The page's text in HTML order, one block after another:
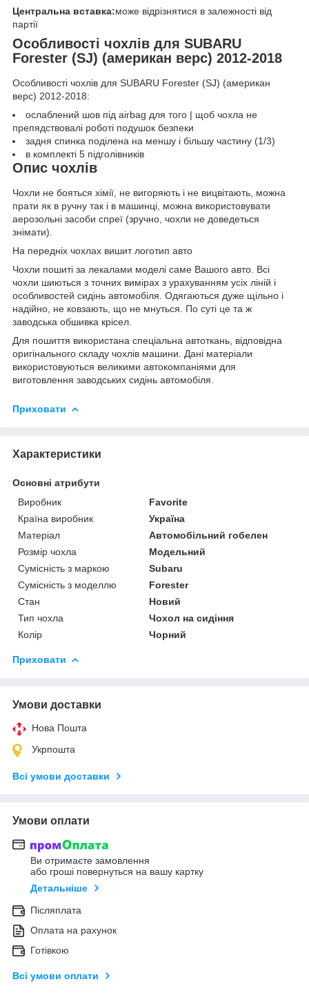
Центральна вставка:може відрізнятися в залежності від
партії
Особливості чохлів для SUBARU
Forester (SJ) (американ верс) 2012-2018
Особливості чохлів для SUBARU Forester (SJ) (американ
верс) 2012-2018:
ослаблений шов під airbag для того | щоб чохла не
препядствовалі роботі подушок безпеки
задня спинка поділена на меншу і більшу частину (1/3)
в комплекті 5 підголівників
Опис чохлів
Чохли не бояться хімії, не вигоряють і не вицвітають, можна
прати як в ручну так і в машинці, можна використовувати
аерозольні засоби спреї (зручно, чохли не доведеться
знімати).
На передніх чохлах вишит логотип авто
Чохли пошиті за лекалами моделі саме Вашого авто. Всі
чохли шиються з точних вимірах з урахуванням усіх ліній і
особливостей сидінь автомобіля. Одягаються дуже щільно і
надійно, не ковзають, що не мнуться. По суті це та ж
заводська обшивка крісел.
Для пошиття використана спеціальна автоткань, відповідна
оригінального складу чохлів машини. Дані матеріали
використовуються великими автокомпаніями для
виготовлення заводських сидінь автомобіля.
Приховати
Характеристики
Основні атрибути
Виробник
Favorite
Країна виробник
Україна
Матеріал
Автомобільний гобелен
Розмір чохла
Модельний
Сумісність з маркою
Subaru
Сумісність з моделлю
Forester
Стан
Новий
Тип чохла
Чохол на сидіння
Колір
Чорний
Приховати
Умови доставки
Нова Пошта
Укрпошта
Всі умови доставки
Умови оплати
Ви отримаєте замовлення
або гроші повернуться на вашу картку
Детальніше
Післяплата
Оплата на рахунок
Готівкою
Всі умови оплати